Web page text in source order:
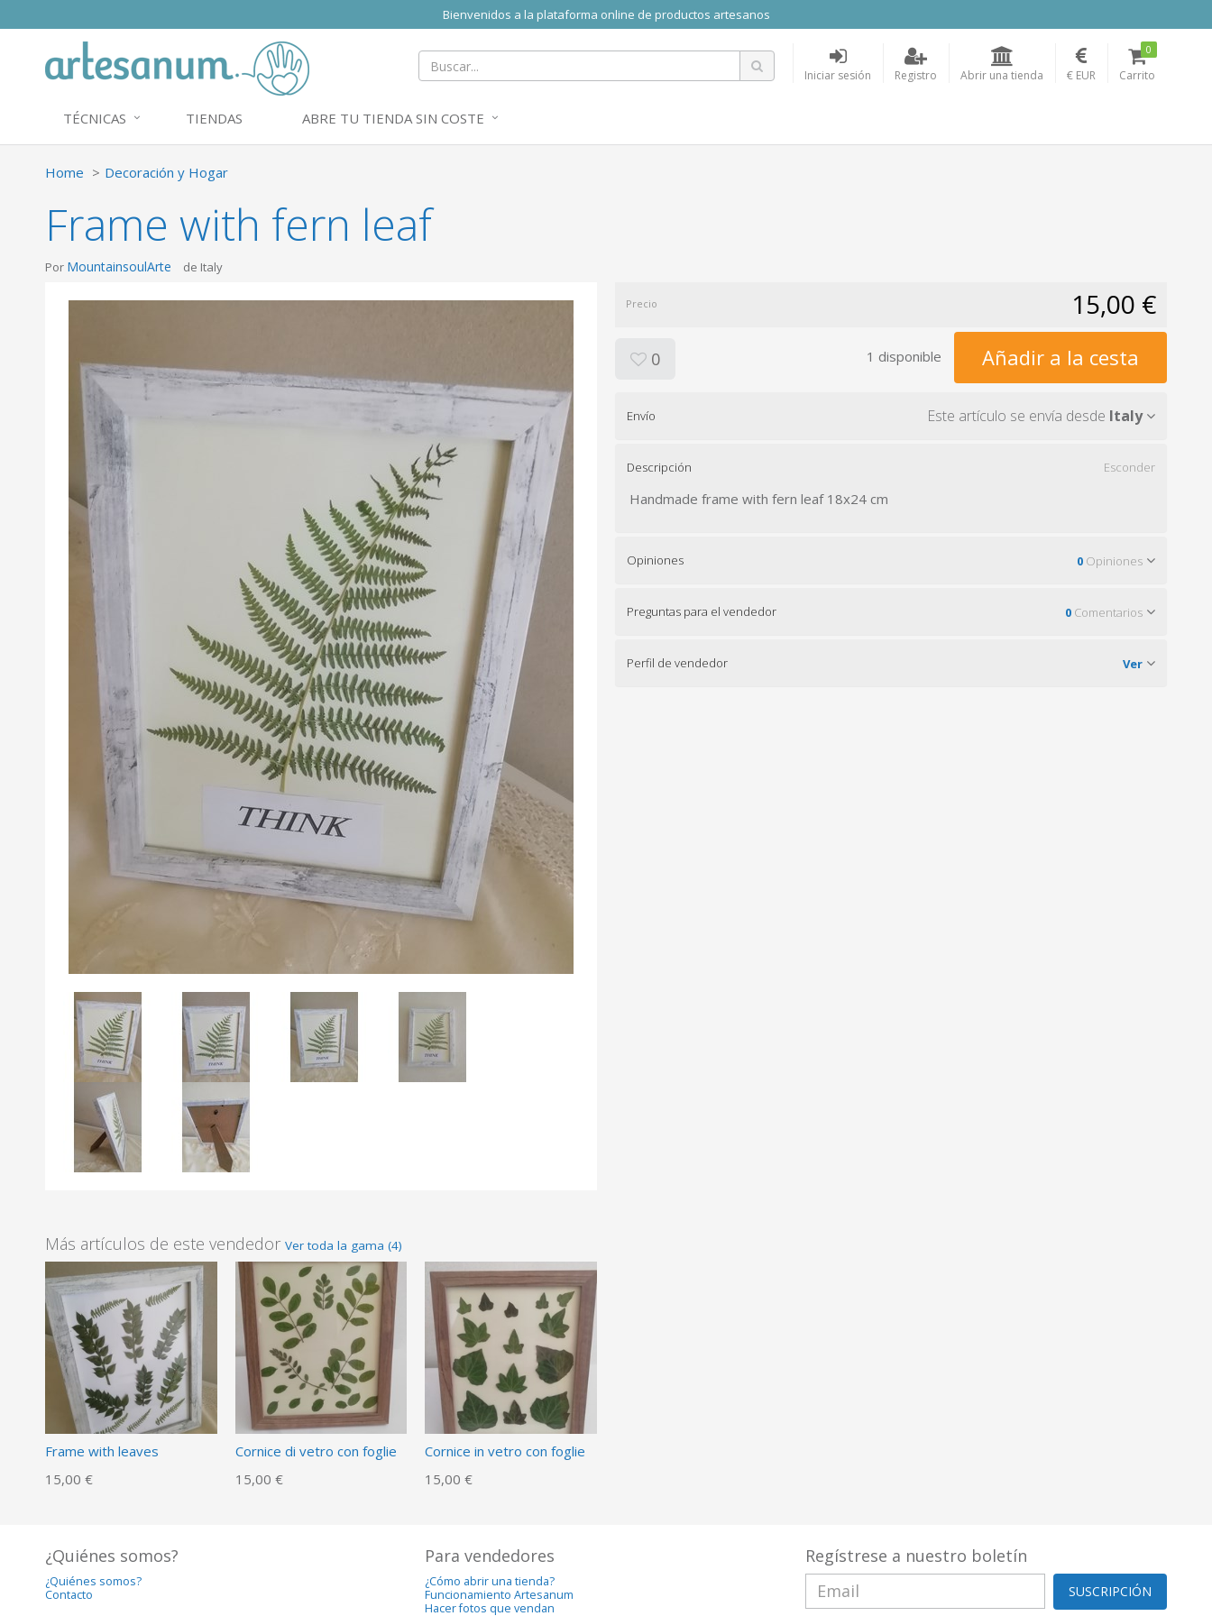
Bienvenidos a la plataforma online de productos artesanos
Iniciar sesión Registro Abrir una tienda € EUR Carrito
0
TÉCNICAS TIENDAS ABRE TU TIENDA SIN COSTE
Home Decoración y Hogar
Frame with fern leaf
Por MountainsoulArte de Italy
Más artículos de este vendedor Ver toda la gama (4)
Frame with leaves
15,00 €
Cornice di vetro con foglie
15,00 €
Cornice in vetro con foglie
15,00 €
Precio 15,00 €
0 1 disponible Añadir a la cesta
Envío Este artículo se envía desde Italy
Descripción Esconder
Handmade frame with fern leaf 18x24 cm
Opiniones 0 Opiniones
Preguntas para el vendedor 0 Comentarios
Perfil de vendedor Ver
¿Quiénes somos?
¿Quiénes somos?
Contacto
Para vendedores
¿Cómo abrir una tienda?
Funcionamiento Artesanum
Hacer fotos que vendan
Regístrese a nuestro boletín
SUSCRIPCIÓN